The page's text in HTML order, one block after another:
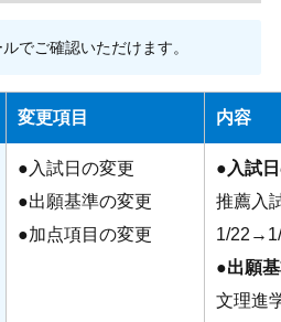
でご確認いただけます。
変更項目 内容
●入試日の変更
●出願基準の変更
●加点項目の変更
● 入試
推薦入
1/
●出願
文理進